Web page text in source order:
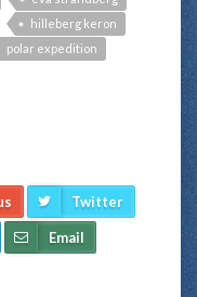
hilleberg keron
polar expedition
Twitter
Email